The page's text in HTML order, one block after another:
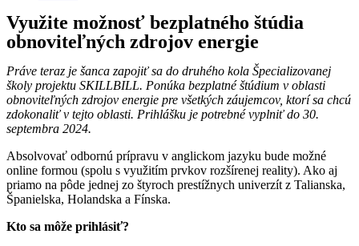
Využite možnosť bezplatného štúdia
obnoviteľných zdrojov energie
Práve teraz je šanca zapojiť sa do druhého kola Špecializovanej
školy projektu SKILLBILL. Ponúka bezplatné štúdium v oblasti
obnoviteľných zdrojov energie pre všetkých záujemcov, ktorí sa chcú
zdokonaliť v tejto oblasti. Prihlášku je potrebné vyplniť do 30.
septembra 2024.
Absolvovať odbornú prípravu v anglickom jazyku bude možné
online formou (spolu s využitím prvkov rozšírenej reality). Ako aj
priamo na pôde jednej zo štyroch prestížnych univerzít z Talianska,
Španielska, Holandska a Fínska.
Kto sa môže prihlásiť?